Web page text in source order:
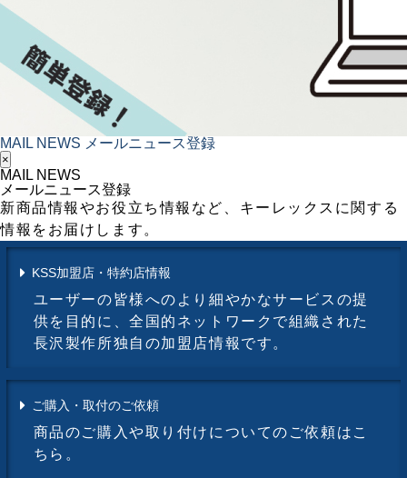
MAIL NEWS メールニュース登録
×
MAIL NEWS
メールニュース登録
新商品情報やお役立ち情報など、キーレックスに関する
情報をお届けします。
KSS加盟店・特約店情報
ユーザーの皆様へのより細やかなサービスの提
供を目的に、全国的ネットワークで組織された
長沢製作所独自の加盟店情報です。
ご購入・取付のご依頼
商品のご購入や取り付けについてのご依頼はこ
ちら。